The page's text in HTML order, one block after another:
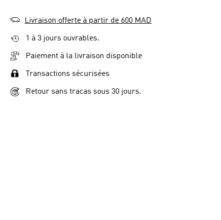
Livraison offerte à partir de 600 MAD
1 à 3 jours ouvrables.
Paiement à la livraison disponible
Transactions sécurisées
Retour sans tracas sous 30 jours.